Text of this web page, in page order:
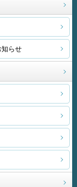
知らせ